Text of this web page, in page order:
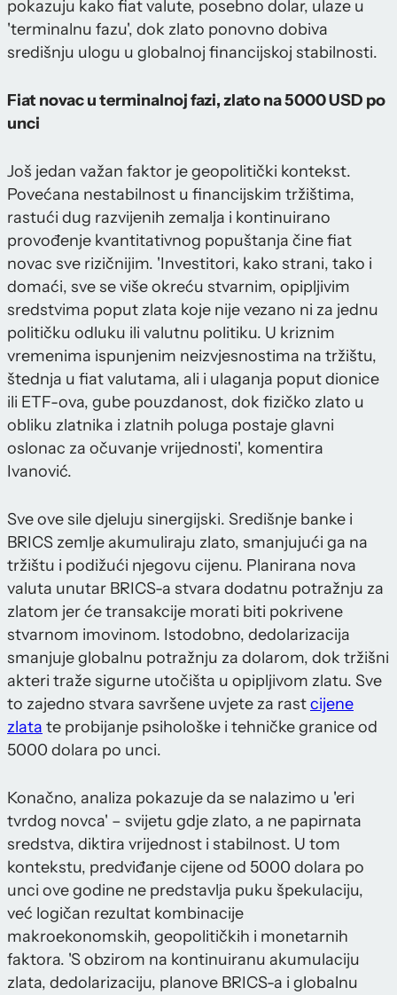
pokazuju kako fiat valute, posebno dolar, ulaze u
'terminalnu fazu', dok zlato ponovno dobiva
središnju ulogu u globalnoj financijskoj stabilnosti.
Fiat novac u terminalnoj fazi, zlato na 5000 USD po
unci
Još jedan važan faktor je geopolitički kontekst.
Povećana nestabilnost u financijskim tržištima,
rastući dug razvijenih zemalja i kontinuirano
provođenje kvantitativnog popuštanja čine fiat
novac sve rizičnijim. 'Investitori, kako strani, tako i
domaći, sve se više okreću stvarnim, opipljivim
sredstvima poput zlata koje nije vezano ni za jednu
političku odluku ili valutnu politiku. U kriznim
vremenima ispunjenim neizvjesnostima na tržištu,
štednja u fiat valutama, ali i ulaganja poput dionice
ili ETF-ova, gube pouzdanost, dok fizičko zlato u
obliku zlatnika i zlatnih poluga postaje glavni
oslonac za očuvanje vrijednosti', komentira
Ivanović.
Sve ove sile djeluju sinergijski. Središnje banke i
BRICS zemlje akumuliraju zlato, smanjujući ga na
tržištu i podižući njegovu cijenu. Planirana nova
valuta unutar BRICS-a stvara dodatnu potražnju za
zlatom jer će transakcije morati biti pokrivene
stvarnom imovinom. Istodobno, dedolarizacija
smanjuje globalnu potražnju za dolarom, dok tržišni
akteri traže sigurne utočišta u opipljivom zlatu. Sve
to zajedno stvara savršene uvjete za rastcijene
zlata te probijanje psihološke i tehničke granice od
5000 dolara po unci.
Konačno, analiza pokazuje da se nalazimo u 'eri
tvrdog novca' – svijetu gdje zlato, a ne papirnata
sredstva, diktira vrijednost i stabilnost. U tom
kontekstu, predviđanje cijene od 5000 dolara po
unci ove godine ne predstavlja puku špekulaciju,
već logičan rezultat kombinacije
makroekonomskih, geopolitičkih i monetarnih
faktora. 'S obzirom na kontinuiranu akumulaciju
zlata, dedolarizaciju, planove BRICS-a i globalnu